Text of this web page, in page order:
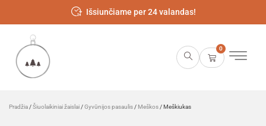
Išsiunčiame per 24 valandas!
0
Pradžia /Šiuolaikiniai žaislai /Gyvūnijos pasaulis / Meškos / Meškiukas